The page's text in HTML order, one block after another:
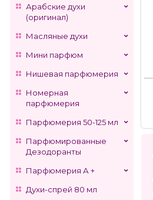
Арабские духи
(оригинал)
Масляные духи
Мини парфюм
Нишевая парфюмерия
Номерная
парфюмерия
Парфюмерия 50-125 мл
Парфюмированные
Дезодоранты
Парфюмерия А +
Духи-спрей 80 мл